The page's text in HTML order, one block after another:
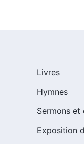
Livres
Hymnes
Sermons et
Exposition